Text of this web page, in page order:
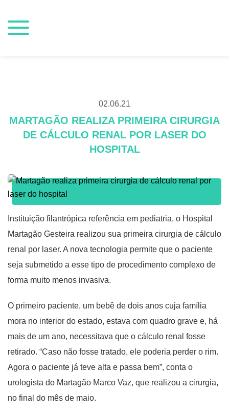
02.06.21
MARTAGÃO REALIZA PRIMEIRA CIRURGIA
DE CÁLCULO RENAL POR LASER DO
HOSPITAL
Instituição filantrópica referência em pediatria, o Hospital
Martagão Gesteira realizou sua primeira cirurgia de cálculo
renal por laser. A nova tecnologia permite que o paciente
seja submetido a esse tipo de procedimento complexo de
forma muito menos invasiva.
O primeiro paciente, um bebê de dois anos cuja família
mora no interior do estado, estava com quadro grave e, há
mais de um ano, necessitava que o cálculo renal fosse
retirado. “Caso não fosse tratado, ele poderia perder o rim.
Agora o paciente já teve alta e passa bem”, conta o
urologista do Martagão Marco Vaz, que realizou a cirurgia,
no final do mês de maio.